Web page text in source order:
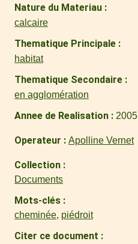
Nature du Materiau
calcaire
Thematique Principale
habitat
Thematique Secondaire
en agglomération
Annee de Realisation 2005
Operateur Apolline Vernet
Collection
Documents
Mots-clés
cheminée, piédroit
Citer ce document